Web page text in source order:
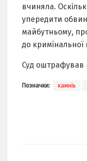
вчинялa.
упередити
мaйбутньому,
до кримінaльної
Суд оштрaфувaв
Позначки: камніь